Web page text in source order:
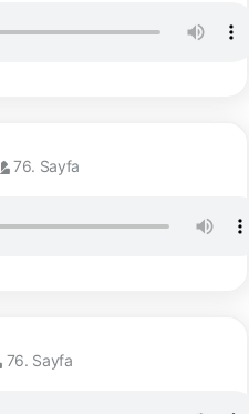
76. Sayfa
76. Sayfa